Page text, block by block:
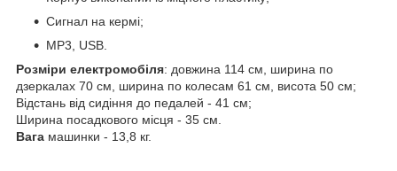
Сигнал на кермі;
MP3, USB.
Розміри електромобіля: довжина 114 см, ширина по
дзеркалах 70 см, ширина по колесам 61 см, висота 50 см;
Відстань від сидіння до педалей - 41 см;
Ширина посадкового місця - 35 см.
Вага машинки - 13,8 кг.